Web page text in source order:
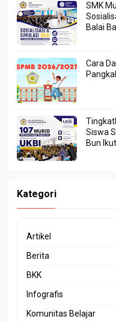
SMK
Balai
Cara
Siswa
Bun
Kategori
Artikel
Berita
BKK
Infografis
Komunitas Belajar